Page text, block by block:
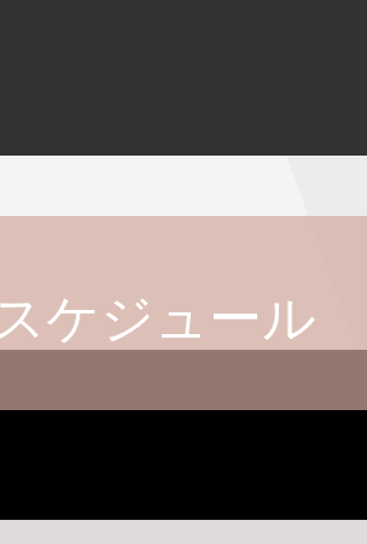
ケジュール